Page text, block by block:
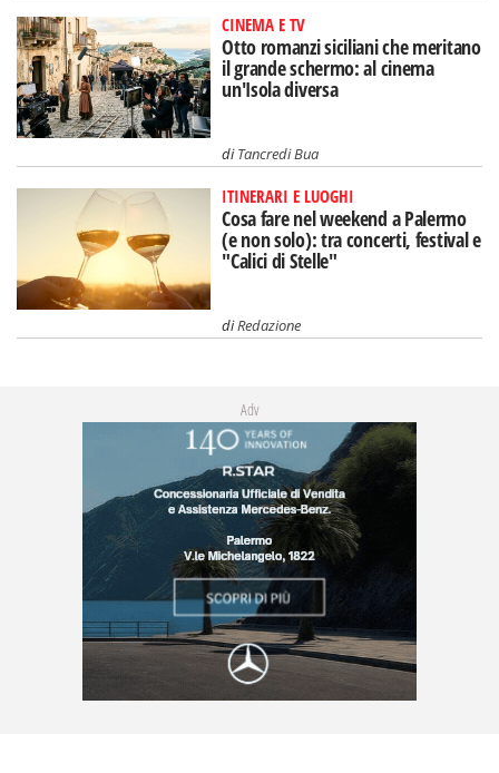
CINEMA E TV
Otto romanzi siciliani che meritano
il grande schermo: al cinema
un'Isola diversa
diTancredi Bua
ITINERARI E LUOGHI
Cosa fare nel weekend a Palermo
(e non solo): tra concerti, festival e
"Calici di Stelle"
diRedazione
Adv